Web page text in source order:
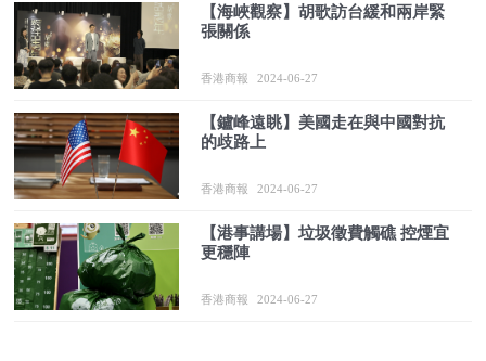
【海峽觀察】胡歌訪台緩和兩岸緊
張關係
香港商報 2024-06-27
【鑪峰遠眺】美國走在與中國對抗
的歧路上
香港商報 2024-06-27
【港事講場】垃圾徵費觸礁 控煙宜
更穩陣
香港商報 2024-06-27